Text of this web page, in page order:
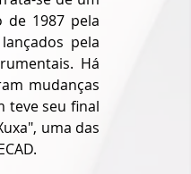
de 1987 pela
pela
Há
mudanças
teve seu final
uma das